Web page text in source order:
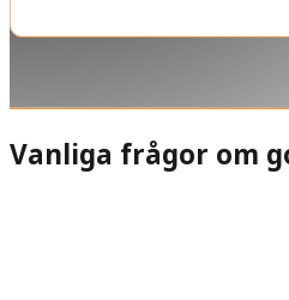
Vanliga frågor om